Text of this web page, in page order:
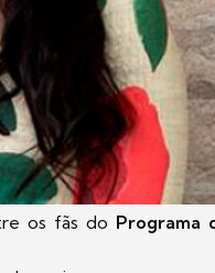
os fãs do Programa